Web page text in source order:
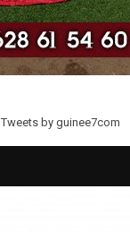
Tweets by guinee7com